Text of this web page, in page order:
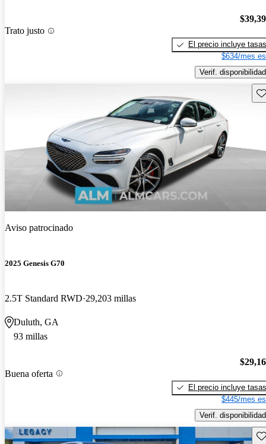
Trato justo
El precio incluye tasas
$634/mes
Verif. disponibilidad
Aviso patrocinado
2025 Genesis G70
2.5T Standard RWD 29,203 millas
Duluth, GA
93 millas
Buena oferta
El precio incluye tasas
$445/mes
Verif. disponibilidad